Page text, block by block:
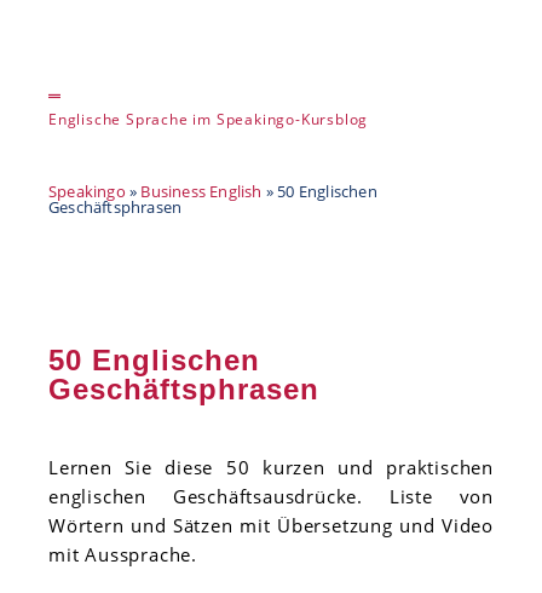
Englische Sprache im Speakingo-Kursblog
Speakingo » Business English » 50 Englischen
Geschäftsphrasen
50 Englischen
Geschäftsphrasen
Lernen Sie diese 50 kurzen und praktischen
englischen Geschäftsausdrücke. Liste von
Wörtern und Sätzen mit Übersetzung und Video
mit Aussprache.